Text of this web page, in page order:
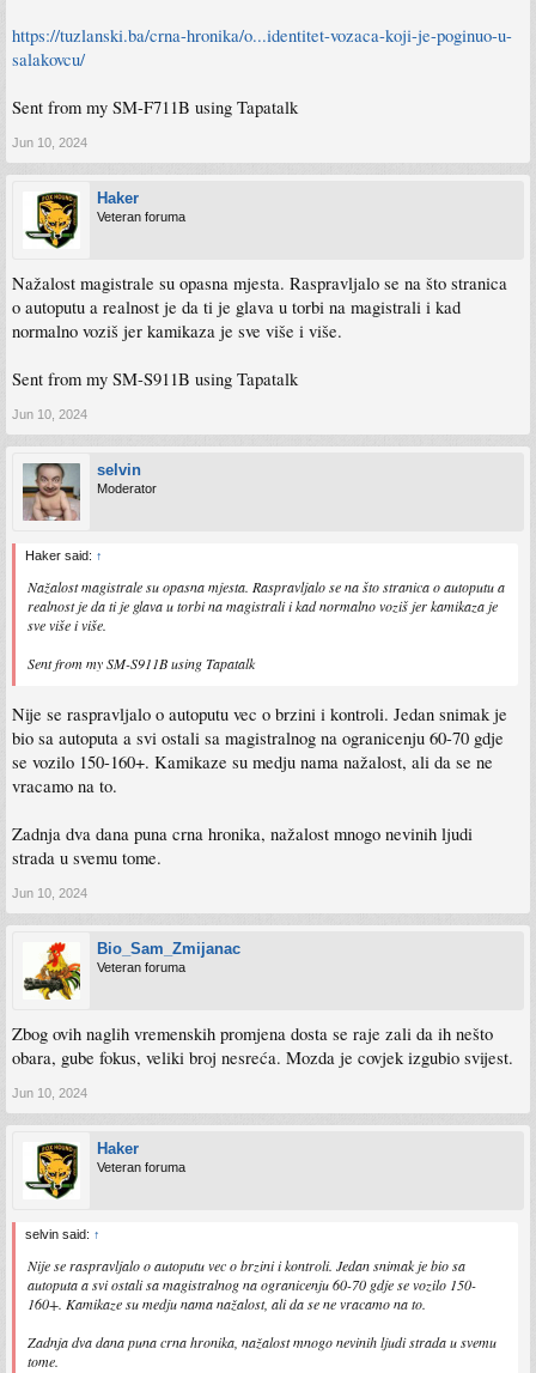
https://tuzlanski.ba/crna-hronika/o...identitet-vozaca-koji-je-poginuo-u-
salakovcu/
Sent from my SM-F711B using Tapatalk
Jun 10, 2024
Haker
Veteran foruma
Nažalost magistrale su opasna mjesta. Raspravljalo se na što stranica
o autoputu a realnost je da ti je glava u torbi na magistrali i kad
normalno voziš jer kamikaza je sve više i više.
Sent from my SM-S911B using Tapatalk
Jun 10, 2024
selvin
Moderator
Haker said: ↑
Nažalost magistrale su opasna mjesta. Raspravljalo se na što stranica o autoputu a
realnost je da ti je glava u torbi na magistrali i kad normalno voziš jer kamikaza je
sve više i više.
Sent from my SM-S911B using Tapatalk
Nije se raspravljalo o autoputu vec o brzini i kontroli. Jedan snimak je
bio sa autoputa a svi ostali sa magistralnog na ogranicenju 60-70 gdje
se vozilo 150-160+. Kamikaze su medju nama nažalost, ali da se ne
vracamo na to.
Zadnja dva dana puna crna hronika, nažalost mnogo nevinih ljudi
strada u svemu tome.
Jun 10, 2024
Bio_Sam_Zmijanac
Veteran foruma
Zbog ovih naglih vremenskih promjena dosta se raje zali da ih nešto
obara, gube fokus, veliki broj nesreća. Mozda je covjek izgubio svijest.
Jun 10, 2024
Haker
Veteran foruma
selvin said: ↑
Nije se raspravljalo o autoputu vec o brzini i kontroli. Jedan snimak je bio sa
autoputa a svi ostali sa magistralnog na ogranicenju 60-70 gdje se vozilo 150-
160+. Kamikaze su medju nama nažalost, ali da se ne vracamo na to.
Zadnja dva dana puna crna hronika, nažalost mnogo nevinih ljudi strada u svemu
tome.